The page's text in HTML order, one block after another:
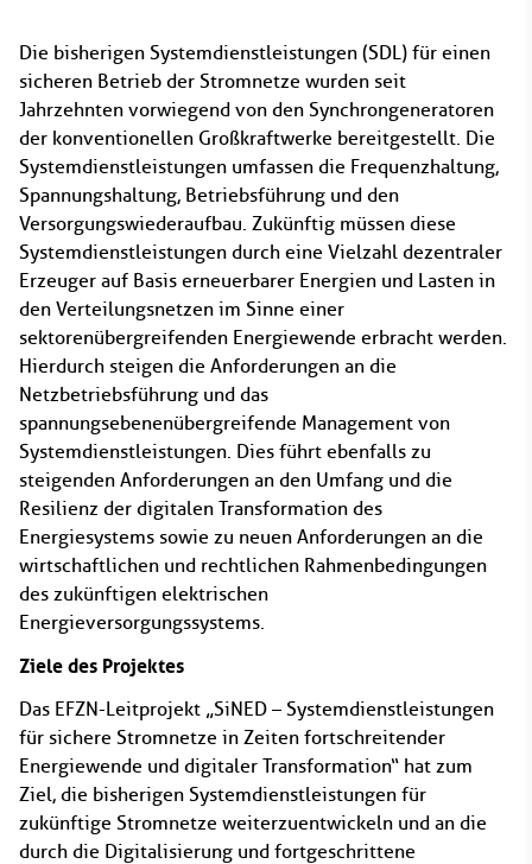
Die bisherigen Systemdienstleistungen (SDL) für einen
sicheren Betrieb der Stromnetze wurden seit
Jahrzehnten vorwiegend von den Synchrongeneratoren
der konventionellen Großkraftwerke bereitgestellt. Die
Systemdienstleistungen umfassen die Frequenzhaltung,
Spannungshaltung, Betriebsführung und den
Versorgungswiederaufbau. Zukünftig müssen diese
Systemdienstleistungen durch eine Vielzahl dezentraler
Erzeuger auf Basis erneuerbarer Energien und Lasten in
den Verteilungsnetzen im Sinne einer
sektorenübergreifenden Energiewende erbracht werden.
Hierdurch steigen die Anforderungen an die
Netzbetriebsführung und das
spannungsebenenübergreifende Management von
Systemdienstleistungen. Dies führt ebenfalls zu
steigenden Anforderungen an den Umfang und die
Resilienz der digitalen Transformation des
Energiesystems sowie zu neuen Anforderungen an die
wirtschaftlichen und rechtlichen Rahmenbedingungen
des zukünftigen elektrischen
Energieversorgungssystems.
Ziele des Projektes
Das EFZN-Leitprojekt „SiNED – Systemdienstleistungen
für sichere Stromnetze in Zeiten fortschreitender
Energiewende und digitaler Transformation“ hat zum
Ziel, die bisherigen Systemdienstleistungen für
zukünftige Stromnetze weiterzuentwickeln und an die
durch die Digitalisierung und fortgeschrittene